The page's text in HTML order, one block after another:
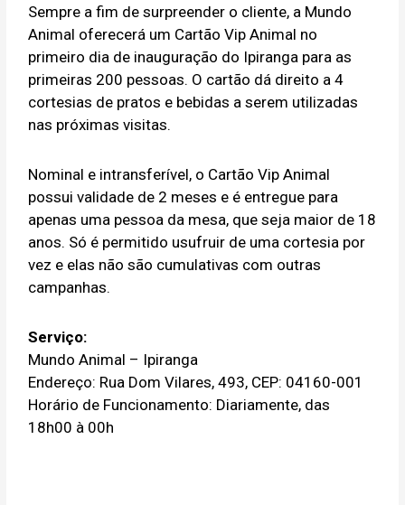
Sempre a fim de surpreender o cliente, a Mundo
Animal oferecerá um Cartão Vip Animal no
primeiro dia de inauguração do Ipiranga para as
primeiras 200 pessoas. O cartão dá direito a 4
cortesias de pratos e bebidas a serem utilizadas
nas próximas visitas.
Nominal e intransferível, o Cartão Vip Animal
possui validade de 2 meses e é entregue para
apenas uma pessoa da mesa, que seja maior de 18
anos. Só é permitido usufruir de uma cortesia por
vez e elas não são cumulativas com outras
campanhas.
Serviço:
Mundo Animal – Ipiranga
Endereço: Rua Dom Vilares, 493, CEP: 04160-001
Horário de Funcionamento: Diariamente, das
18h00 à 00h